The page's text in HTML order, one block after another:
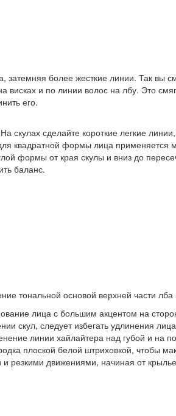
более жесткие линии. Так вы
и по линии волос на лбу. Это
его.
сделайте короткие легкие
квадратной формы лица применяется
формы от края скулы и вниз до
баланс.
тональной основой верхней части
лица с большим акцентом на
скул, следует избегать удлинения
линии хайлайтера над губой и на
плоской белой штриховкой, чтобы
резкими движениями, начиная от